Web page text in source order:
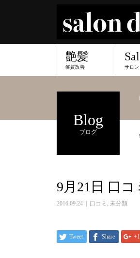
艶髪
髪質改善 サロン
Blog
ブログ
9月21日 口
2016.09.24 口コミ , 未分類
Tweet Share +1